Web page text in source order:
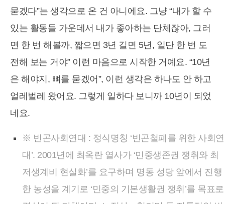
묻겠다”는 생각으로 온 건 아니에요. 그냥 “내가 할 수
있는 활동들 가운데서 내가 좋아하는 단체잖아, 그러
면 한 번 해볼까, 짧으면 3년 길면 5년, 일단 한 번 도
전해 보는 거야” 이런 마음으로 시작한 거예요. “10년
은 해야지, 뼈를 묻겠어”, 이런 생각은 하나도 안 하고
얼레벌레 왔어요. 그렇게 일하다 보니까 10년이 되었
네요.
※ 빈곤사회연대 : 정식명칭 ‘빈곤철폐를 위한 사회연
대’. 2001년에 최옥란 열사가 ‘민중생존권 쟁취와 최
저생계비 현실화’를 요구하며 명동 성당 앞에서 진행
한 농성을 계기로 ‘민중의 기본생활권 쟁취’를 목표로